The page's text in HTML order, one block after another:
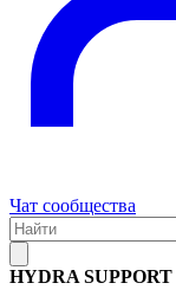
Чат сообщества
HYDRA SUPPORT